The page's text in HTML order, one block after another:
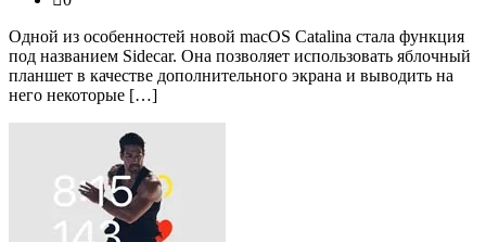
Одной из особенностей новой macOS Catalina стала функция
под названием Sidecar. Она позволяет использовать яблочный
планшет в качестве дополнительного экрана и выводить на
него некоторые […]